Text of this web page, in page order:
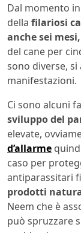
Dal momento
della filariosi
anche sei mesi,
del cane per
sono diverse,
manifestazioni.
Ci sono alcuni
sviluppo del
elevate,
d’allarme
caso per
antiparassitari
prodotti
Neem che è
può spruzzare